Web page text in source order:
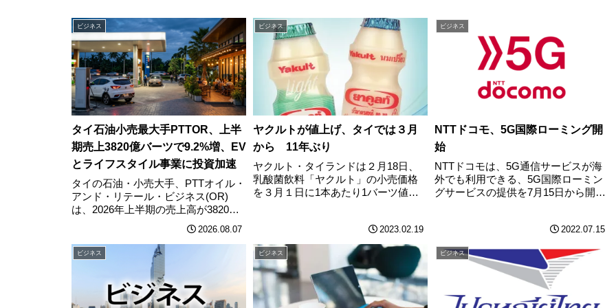
ビジネス
タイ石油小売最大手PTTOR、上半
期売上3820億バーツで9.2%増、EV
とライフスタイル事業に投資加速
タイの石油・小売大手、PTTオイル・
アンド・リテール・ビジネス(OR)
は、2026年上半期の売上高が3820億
バーツに達し、前年同期比9.2%増と
なったことを明らかにした。ガソリ
ンスタンド事業を中核としながら、
電気自動車(EV)関連やカフェ………
2026.08.07
ビジネス
ヤクルトが値上げ、タイでは３月
から 11年ぶり
ヤクルト・タイランドは２月18日、
乳酸菌飲料「ヤクルト」の小売価格
を３月１日に1本あたり1バーツ値上
およそ11年ぶりで、原料や燃料など
製造コストの上昇分を価格に反映さ
せる。………
2023.02.19
ビジネス
NTTドコモ、5G国際ローミング開
始
NTTドコモは、5G通信サービスが海
外でも利用できる、5G国際ローミン
グサービスの提供を7月15日から開始
ム、サイパンで、29日からは、米国
本土、ハワイ、アラスカに同サービ
スを………
2022.07.15
ビジネス ビジネス ビジネス